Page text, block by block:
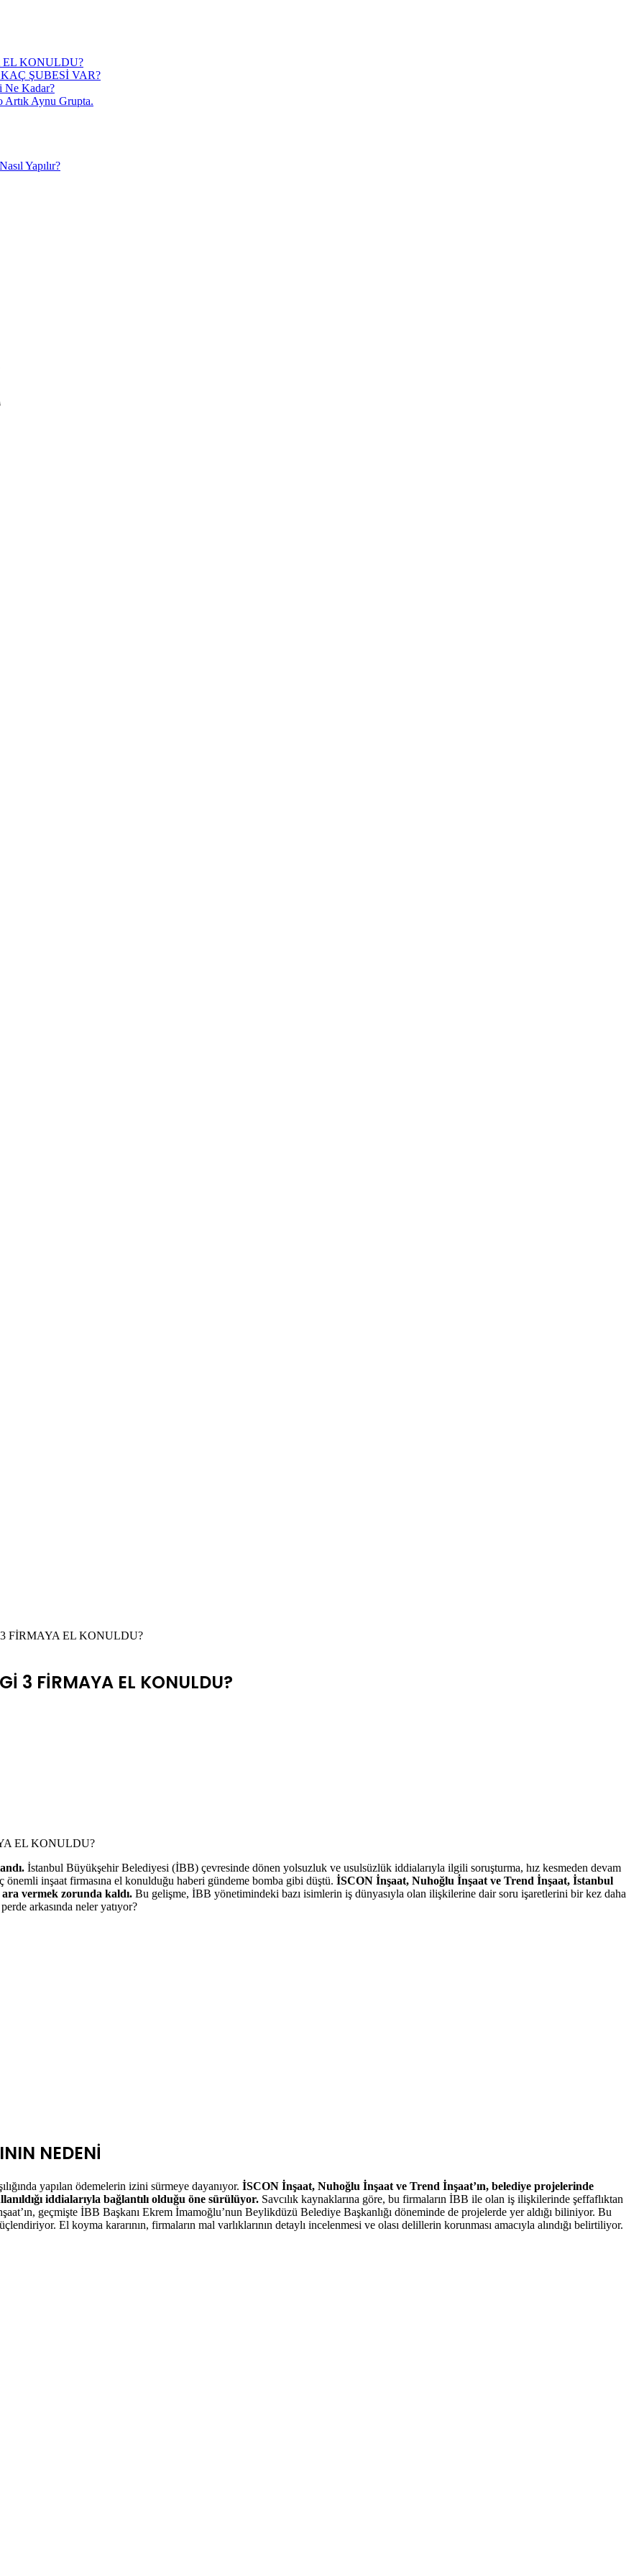
KONULDU?
ŞUBESİ VAR?
Ne Kadar?
Artık Aynu Grupta.
Yapılır?
FİRMAYA EL KONULDU?
3 FİRMAYA EL KONULDU?
İstanbul BüyükşehirBelediyesi (İBB) çevresinde dönen yolsuzluk ve usulsüzlük iddialarıyla ilgili soruşturma, hız kesmeden devam
önemli inşaat firmasına el konulduğu haberi gündeme bomba gibi düştü. İSCON İnşaat, Nuhoğlu İnşaat ve Trend İnşaat, İstanbul
ara vermek zorunda kaldı. Bu gelişme, İBB yönetimindeki bazı isimlerin iş dünyasıyla olan ilişkilerine dairsoru işaretlerini birkez daha
perde arkasında neleryatıyor?
NEDENİ
yapılan ödemelerin izini sürmeye dayanıyor. İSCON İnşaat, Nuhoğlu İnşaat ve Trend İnşaat’ın, belediye projelerinde
iddialarıyla bağlantılı olduğu öne sürülüyor. Savcılık kaynaklarına göre, bu firmaların İBB ile olan iş ilişkilerinde şeffaflıktan
geçmişte İBB Başkanı Ekrem İmamoğlu’nun Beylikdüzü Belediye Başkanlığı döneminde de projelerde yeraldığı biliniyor. Bu
El koyma kararının, firmaların mal varlıklarının detaylı incelenmesi ve olası delillerin korunması amacıyla alındığı belirtiliyor.